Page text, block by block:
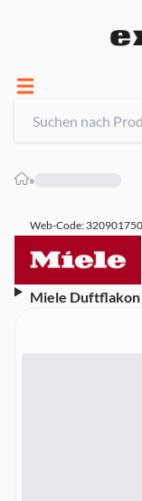
»
Web-Code:
Miele Duftflakon